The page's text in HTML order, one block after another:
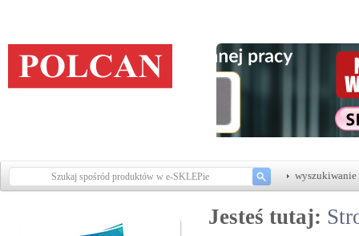
wyszukiwanie
Jesteś tutaj: